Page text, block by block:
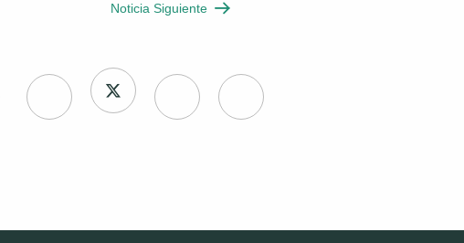
Noticia Siguiente